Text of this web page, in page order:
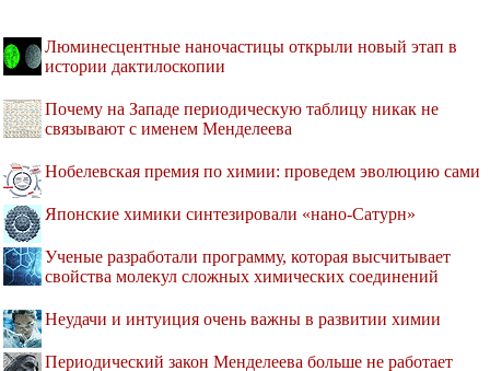
Люминесцентные наночастицы открыли новый этап в
истории дактилоскопии
Почему на Западе периодическую таблицу никак не
связывают с именем Менделеева
Нобелевская премия по химии: проведем эволюцию сами
Японские химики синтезировали «нано-Сатурн»
Ученые разработали программу, которая высчитывает
свойства молекул сложных химических соединений
Неудачи и интуиция очень важны в развитии химии
Периодический закон Менделеева больше не работает